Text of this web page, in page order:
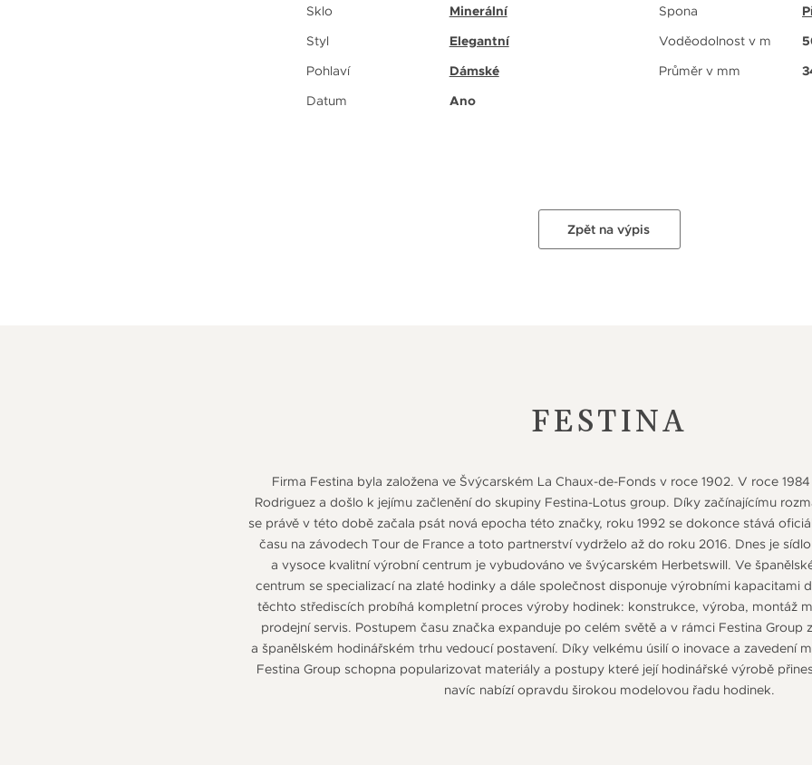
Sklo
Minerální
Styl
Elegantní
Pohlaví
Dámské
Datum
Ano
Spona
Voděodolnost v m
Průměr v mm
Zpět na výpis
FESTINA
Firma Festina byla založena ve Švýcarském La Chaux-de-Fonds v roce 1902. V roce
Rodriguez a došlo k jejímu začlenění do skupiny Festina-Lotus group. Díky začínajícímu
se právě v této době začala psát nová epocha této značky, roku 1992 se dokonce stává
času na závodech Tour de France a toto partnerství vydrželo až do roku 2016. Dnes je
a vysoce kvalitní výrobní centrum je vybudováno ve švýcarském Herbetswill. Ve
centrum se specializací na zlaté hodinky a dále společnost disponuje výrobními kapacitami
těchto střediscích probíhá kompletní proces výroby hodinek: konstrukce, výroba, montáž
prodejní servis. Postupem času značka expanduje po celém světě a v rámci Festina Group
a španělském hodinářském trhu vedoucí postavení. Díky velkému úsilí o inovace a zavedení
Festina Group schopna popularizovat materiály a postupy které její hodinářské výrobě
navíc nabízí opravdu širokou modelovou řadu hodinek.